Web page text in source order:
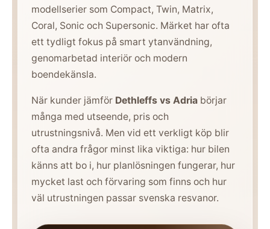
modellserier som Compact, Twin, Matrix,
Coral, Sonic och Supersonic. Märket har ofta
ett tydligt fokus på smart ytanvändning,
genomarbetad interiör och modern
boendekänsla.
När kunder jämför Dethleffs vs Adria börjar
många med utseende, pris och
utrustningsnivå. Men vid ett verkligt köp blir
ofta andra frågor minst lika viktiga: hur bilen
känns att bo i, hur planlösningen fungerar, hur
mycket last och förvaring som finns och hur
väl utrustningen passar svenska resvanor.